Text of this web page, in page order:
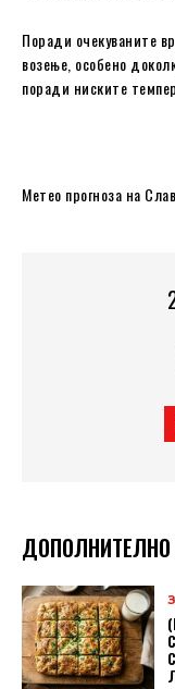
Поради очекуваните
возење, особено
поради ниските
Метео прогноза на
ДОПОЛНИТЕЛНО